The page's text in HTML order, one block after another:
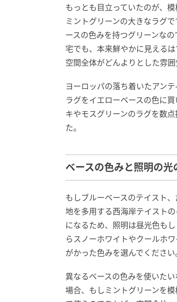
もっとも目立っていたのが、
ミントグリーンの大きなラグ
ースの色みを持つグリーンな
宅でも、本来鮮やかに見える
空間全体がどんよりとした雰囲
ヨーロッパの落ち着いたアン
ラグをイエローベースの色に
キやモスグリーンのラグを数
た。
ベースの色みと照明の
もしブルーベースのテイスト
地を多用する西海岸テイスト
になるため、照明は昼光色も
らスノーホワイトやクールホ
がかった色みを選んでください
異なるベースの色みを使いた
場合、もしミントグリーンを